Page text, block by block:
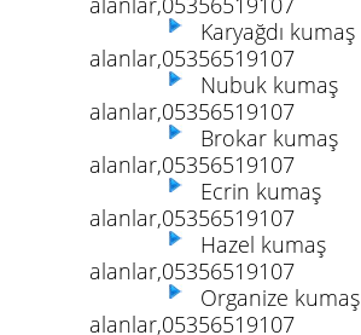
Karyağdı kumaş
alanlar,05356519107
Nubuk kumaş
alanlar,05356519107
Brokar kumaş
alanlar,05356519107
Ecrin kumaş
alanlar,05356519107
Hazel kumaş
alanlar,05356519107
Organize kumaş
alanlar,05356519107